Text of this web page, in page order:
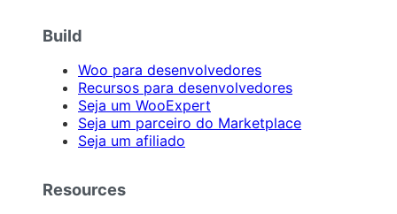
Build
Woo para desenvolvedores
Recursos para desenvolvedores
Seja um WooExpert
Seja um parceiro do Marketplace
Seja um afiliado
Resources